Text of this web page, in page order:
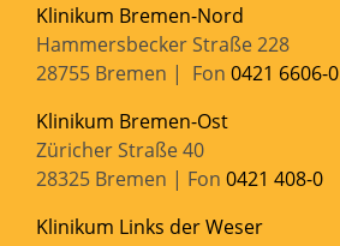
Klinikum Bremen-Nord
Hammersbecker Straße 228
28755 Bremen | Fon 0421 6606-0
Klinikum Bremen-Ost
Züricher Straße 40
28325 Bremen | Fon 0421 408-0
Klinikum Links der Weser